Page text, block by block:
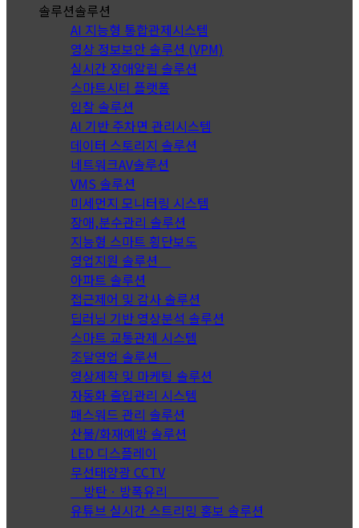
솔루션솔루션
AI 지능형 통합관제시스템
영상 정보보안 솔루션 (VPM)
실시간 장애알림 솔루션
스마트시티 플랫폼
입찰 솔루션
AI 기반 주차면 관리시스템
데이터 스토리지 솔루션
네트워크AV솔루션
VMS 솔루션
미세먼지 모니터링 시스템
장애,분수관리 솔루션
지능형 스마트 횡단보도
영업지원 솔루션
아파트 솔루션
접근제어 및 감사 솔루션
딥러닝 기반 영상분석 솔루션
스마트 교통관제 시스템
조달영업 솔루션
영상제작 및 마케팅 솔루션
자동화 출입관리 시스템
패스워드 관리 솔루션
산불/화재예방 솔루션
LED 디스플레이
무선태양광 CCTV
방탄ㆍ방폭유리
유튜브 실시간 스트리밍 홍보 솔루션